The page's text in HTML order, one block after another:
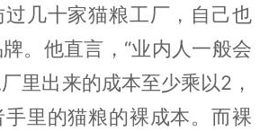
几十家猫粮工厂，自己也
。他直言，“业内人一般会
里出来的成本至少乘以2，
里的猫粮的裸成本。而裸